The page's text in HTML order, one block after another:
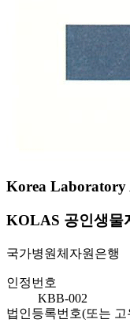
Korea Laboratory
KOLAS 공인생물
국가병원체자원은행
인정번호
KBB-002
법인등록번호(또는 고